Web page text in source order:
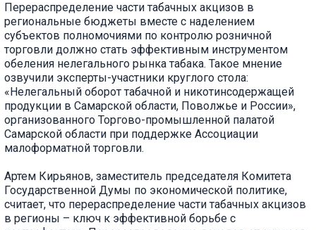
Перераспределение части табачных акцизов в
региональные бюджеты вместе с наделением
субъектов полномочиями по контролю розничной
торговли должно стать эффективным инструментом
обеления нелегального рынка табака. Такое мнение
озвучили эксперты-участники круглого стола:
«Нелегальный оборот табачной и никотинсодержащей
продукции в Самарской области, Поволжье и России»,
организованного Торгово-промышленной палатой
Самарской области при поддержке Ассоциации
малоформатной торговли.
Артем Кирьянов, заместитель председателя Комитета
Государственной Думы по экономической политике,
считает, что перераспределение части табачных акцизов
в регионы – ключ к эффективной борьбе с